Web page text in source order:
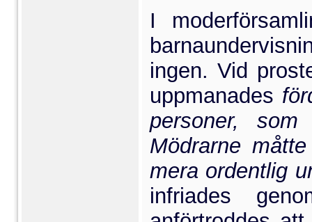
I
ingen. Vid
uppmanades
personer,
Mödrarne
mera ordentlig
infriades